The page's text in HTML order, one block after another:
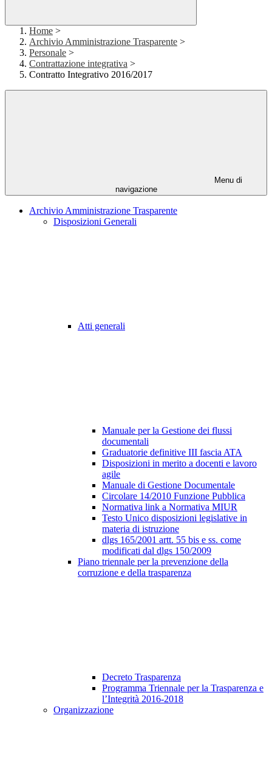
Home >
Archivio Amministrazione Trasparente >
Personale >
Contrattazione integrativa >
Contratto Integrativo 2016/2017
Menu di
navigazione
Archivio Amministrazione Trasparente
Disposizioni Generali
Atti generali
Manuale per la Gestione dei flussi
documentali
Graduatorie definitive III fascia ATA
Disposizioni in merito a docenti e lavoro
agile
Manuale di Gestione Documentale
Circolare 14/2010 Funzione Pubblica
Normativa link a Normativa MIUR
Testo Unico disposizioni legislative in
materia di istruzione
dlgs 165/2001 artt. 55 bis e ss. come
modificati dal dlgs 150/2009
Piano triennale per la prevenzione della
corruzione e della trasparenza
Decreto Trasparenza
Programma Triennale per la Trasparenza e
l’Integrità 2016-2018
Organizzazione